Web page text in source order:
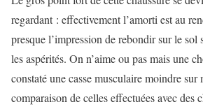
regardant : effectivement l’amorti est au
presque l’impression de rebondir sur le sol
les aspérités. On n’aime ou pas mais une
constaté une casse musculaire moindre sur
comparaison de celles effectuées avec des